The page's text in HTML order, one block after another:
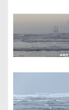
シ
ョ
ン